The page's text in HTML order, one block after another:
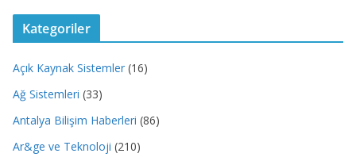
Kategoriler
Açık Kaynak Sistemler (16)
Ağ Sistemleri (33)
Antalya Bilişim Haberleri (86)
Ar&ge ve Teknoloji (210)